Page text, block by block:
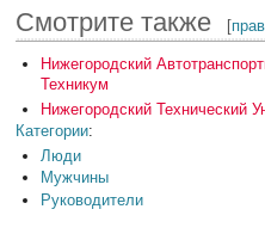
Смотрите также [
Нижегородский
Техникум
Нижегородский Технический
Категории:
Люди
Мужчины
Руководители